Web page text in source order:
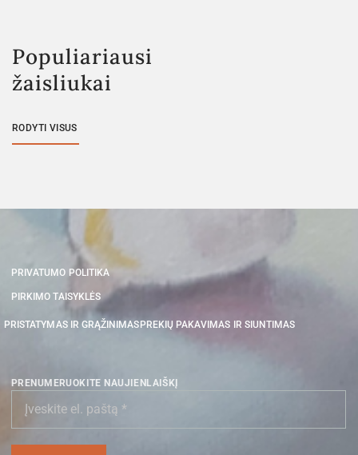
Populiariausi
žaisliukai
RODYTI VISUS
PRIVATUMO POLITIKA
PIRKIMO TAISYKLĖS
PRISTATYMAS IR GRĄŽINIMAS PREKIŲ PAKAVIMAS IR SIUNTIMAS
PRENUMERUOKITE NAUJIENLAIŠKĮ